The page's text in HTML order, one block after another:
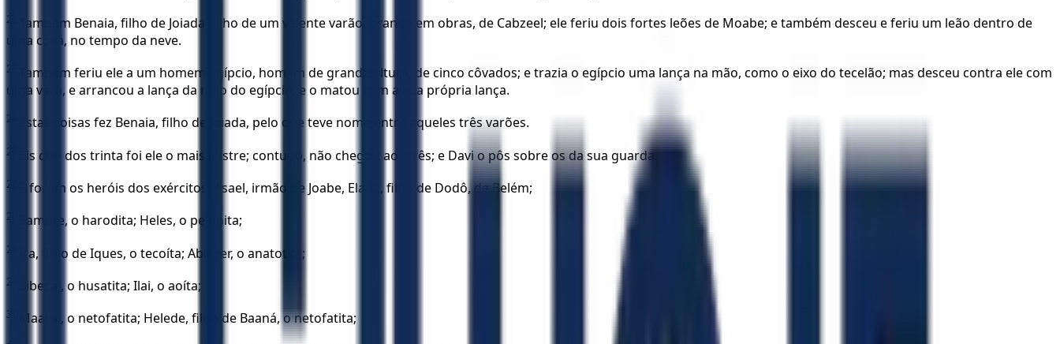
22
Também Benaia, filho de Joiada, filho de um valente varão, grande em obras, de Cabzeel; ele feriu dois fortes leões de Moabe; e também desceu e feriu um leão dentro de
uma cova, no tempo da neve.
23
Também feriu ele a um homem egípcio, homem de grande altura, de cinco côvados; e trazia o egípcio uma lança na mão, como o eixo do tecelão; mas desceu contra ele com
uma vara, e arrancou a lança da mão do egípcio, e o matou com a sua própria lança.
24 Estas coisas fez Benaia, filho de Joiada, pelo que teve nome entre aqueles três varões.
25 Eis que dos trinta foi ele o mais ilustre; contudo, não chegou aos três; e Davi o pôs sobre os da sua guarda.
26 E foram os heróis dos exércitos: Asael, irmão de Joabe, Elanã, filho de Dodô, de Belém;
27 Samote, o harodita; Heles, o pelonita;
28 Ira, filho de Iques, o tecoíta; Abiezer, o anatotita;
29 Sibecai, o husatita; Ilai, o aoíta;
30 Maarai, o netofatita; Helede, filho de Baaná, o netofatita;